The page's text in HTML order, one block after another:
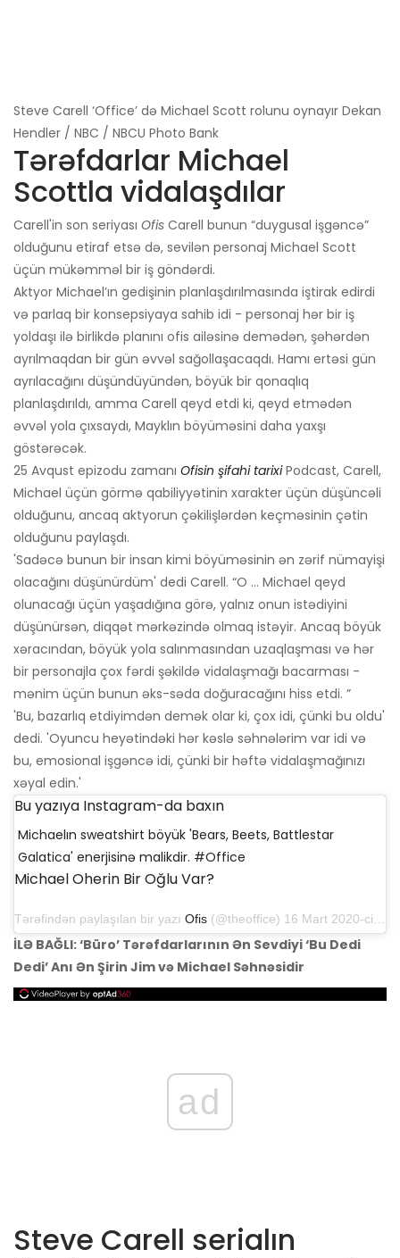
Steve Carell ‘Office’ də Michael Scott rolunu oynayır Dekan
Hendler / NBC / NBCU Photo Bank
Tərəfdarlar Michael
Scottla vidalaşdılar
Carell'in son seriyası Ofis Carell bunun “duygusal işgəncə”
olduğunu etiraf etsə də, sevilən personaj Michael Scott
üçün mükəmməl bir iş göndərdi.
Aktyor Michael’ın gedişinin planlaşdırılmasında iştirak edirdi
və parlaq bir konsepsiyaya sahib idi - personaj hər bir iş
yoldaşı ilə birlikdə planını ofis ailəsinə demədən, şəhərdən
ayrılmaqdan bir gün əvvəl sağollaşacaqdı. Hamı ertəsi gün
ayrılacağını düşündüyündən, böyük bir qonaqlıq
planlaşdırıldı, amma Carell qeyd etdi ki, qeyd etmədən
əvvəl yola çıxsaydı, Mayklın böyüməsini daha yaxşı
göstərəcək.
25 Avqust epizodu zamanı Ofisin şifahi tarixi Podcast, Carell,
Michael üçün görmə qabiliyyətinin xarakter üçün düşüncəli
olduğunu, ancaq aktyorun çəkilişlərdən keçməsinin çətin
olduğunu paylaşdı.
'Sadəcə bunun bir insan kimi böyüməsinin ən zərif nümayişi
olacağını düşünürdüm' dedi Carell. “O ... Michael qeyd
olunacağı üçün yaşadığına görə, yalnız onun istədiyini
düşünürsən, diqqət mərkəzində olmaq istəyir. Ancaq böyük
xəracından, böyük yola salınmasından uzaqlaşması və hər
bir personajla çox fərdi şəkildə vidalaşmağı bacarması -
mənim üçün bunun əks-səda doğuracağını hiss etdi. ”
'Bu, bazarlıq etdiyimdən demək olar ki, çox idi, çünki bu oldu'
dedi. 'Oyuncu heyətindəki hər kəslə səhnələrim var idi və
bu, emosional işgəncə idi, çünki bir həftə vidalaşmağınızı
xəyal edin.'
Bu yazıya Instagram-da baxın
Michaelın sweatshirt böyük 'Bears, Beets, Battlestar
Galatica' enerjisinə malikdir. #Office
Michael Oherin Bir Oğlu Var?
Tərəfindən paylaşılan bir yazı Ofis (@theoffice) 16 Mart 2020-ci il, saat 12: 00-da PDT
İLƏ BAĞLI: ‘Büro’ Tərəfdarlarının Ən Sevdiyi ‘Bu Dedi
Dedi’ Anı Ən Şirin Jim və Michael Səhnəsidir
ad
Steve Carell serialın